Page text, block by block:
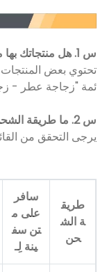
س 1. هل منتجاتك بها مخزون؟
تحتوي بعض
ئمة "زجاجة عطر -
س 2. ما طريقة الشحن التي يجب علي اختيارها؟
يرجى التحقق من
طريق
ة الش
حن
سافر
على م
تن سف
ينة لِـ